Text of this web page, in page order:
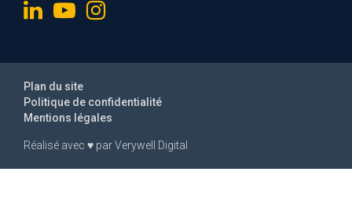
Réalisé avec ♥ parVerywell Digital
Mentions légales
Politique de confidentialité
Plan du site